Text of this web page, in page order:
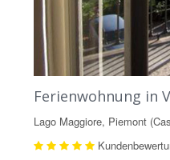
Ferienwohnung in
Lago Maggiore, Piemont